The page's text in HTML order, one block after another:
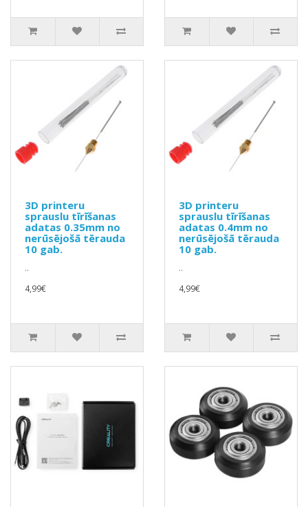
3D printeru
sprauslu tīrīšanas
adatas 0.35mm no
nerūsējošā tērauda
10 gab.
..
4,99€
3D printeru
sprauslu tīrīšanas
adatas 0.4mm no
nerūsējošā tērauda
10 gab.
..
4,99€